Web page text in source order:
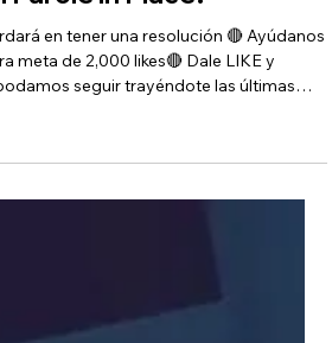
tomar la decisión el
Parole in Place?
meta de 2,000 likes🔴 Dale LIKE y
seguir trayéndote las últimas…